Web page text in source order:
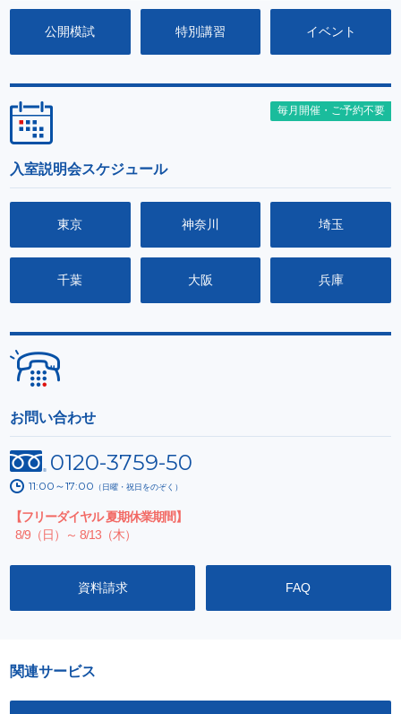
公開模試 特別講習 イベント
入室説明会スケジュール
毎月開催・ご予約不要
東京 神奈川 埼玉
千葉 大阪 兵庫
お問い合わせ
0120-3759-50
11:00～17:00 （日曜・祝日をのぞく）
【フリーダイヤル 夏期休業期間】
8/9（日）～ 8/13（木）
資料請求 FAQ
関連サービス